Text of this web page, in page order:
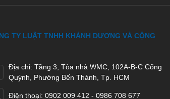
TY LUẬT TNHH KHÁNH DƯƠNG VÀ CỘNG
Địa chỉ: Tầng 3, Tòa nhà WMC, 102A-B-C Cống
Quỳnh, Phường Bến Thành, Tp. HCM
Điện thoại: 0902 009 412 - 0986 708 677